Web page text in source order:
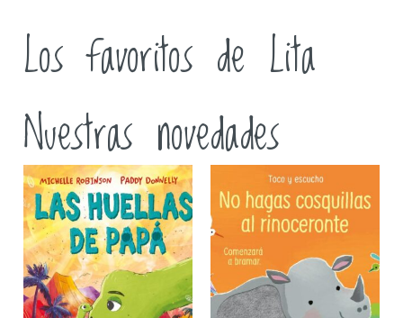
Los favoritos de Lita
Nuestras novedades